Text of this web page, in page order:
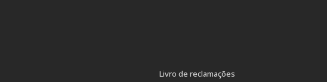
Livro de reclamações